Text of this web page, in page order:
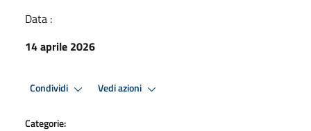
Data :
14 aprile 2026
Condividi Vedi azioni
Categorie: